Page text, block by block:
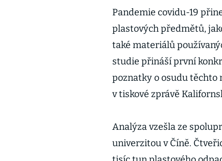
Pandemie covidu-19
plastových předmětů,
také materiálů
studie přináší první
poznatky o osudu těchto
v tiskové zprávě
Analýza vzešla ze
univerzitou v Číně.